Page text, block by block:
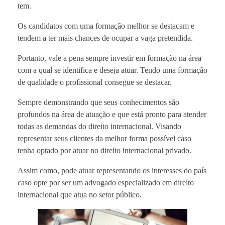
tem.
Os candidatos com uma formação melhor se destacam e
tendem a ter mais chances de ocupar a vaga pretendida.
Portanto, vale a pena sempre investir em formação na área
com a qual se identifica e deseja atuar. Tendo uma formação
de qualidade o profissional consegue se destacar.
Sempre demonstrando que seus conhecimentos são
profundos na área de atuação e que está pronto para atender
todas as demandas do direito internacional. Visando
representar seus clientes da melhor forma possível caso
tenha optado por atuar no direito internacional privado.
Assim como, pode atuar representando os interesses do país
caso opte por ser um advogado especializado em direito
internacional que atua no setor público.